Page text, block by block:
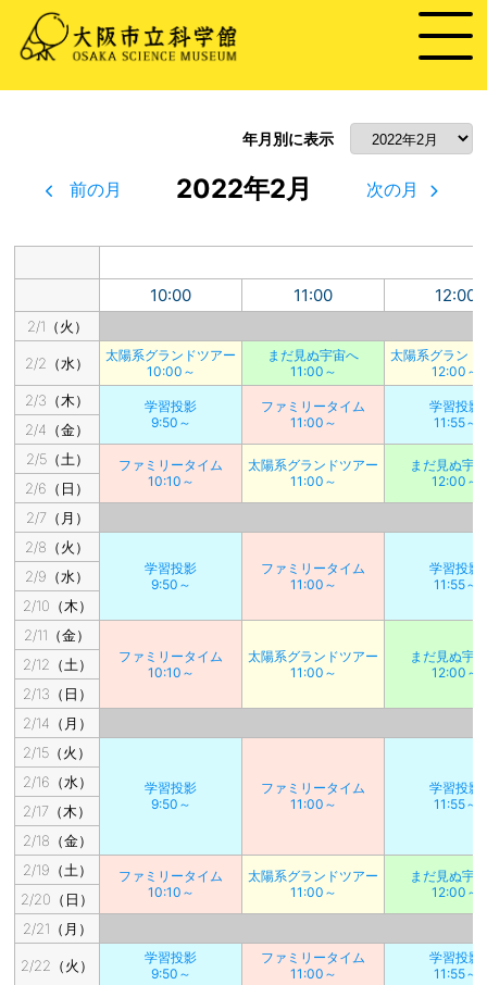
年月別に表示
前の月 2022年2月 次の月
10:00 11:00 12:00
2/1（火）
2/2（水）
太陽系グランドツアー
10:00～
まだ見ぬ宇宙へ
11:00～
太陽系グランド
12:00～
2/3（木）
学習投影
9:50～
ファミリータイム
11:00～
学習投影
11:55～
2/4（金）
2/5（土）
ファミリータイム
10:10～
太陽系グランドツアー
11:00～
まだ見ぬ宇
12:00～
2/6（日）
2/7（月）
2/8（火）
学習投影
9:50～
ファミリータイム
11:00～
学習投影
11:55～
2/9（水）
2/10（木）
2/11（金）
ファミリータイム
10:10～
太陽系グランドツアー
11:00～
まだ見ぬ宇
12:00～
2/12（土）
2/13（日）
2/14（月）
2/15（火）
学習投影
9:50～
ファミリータイム
11:00～
学習投影
11:55～
2/16（水）
2/17（木）
2/18（金）
2/19（土）
ファミリータイム
10:10～
太陽系グランドツアー
11:00～
まだ見ぬ宇
12:00～
2/20（日）
2/21（月）
2/22（火）
学習投影
9:50～
ファミリータイム
11:00～
学習投影
11:55～